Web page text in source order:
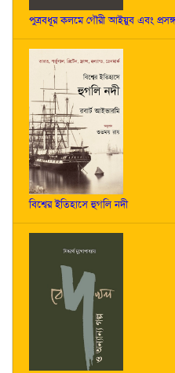
পুত্রবধূর কলমে গৌরী আইয়ুব এবং
বিশ্বের ইতিহাসে হুগলি নদী